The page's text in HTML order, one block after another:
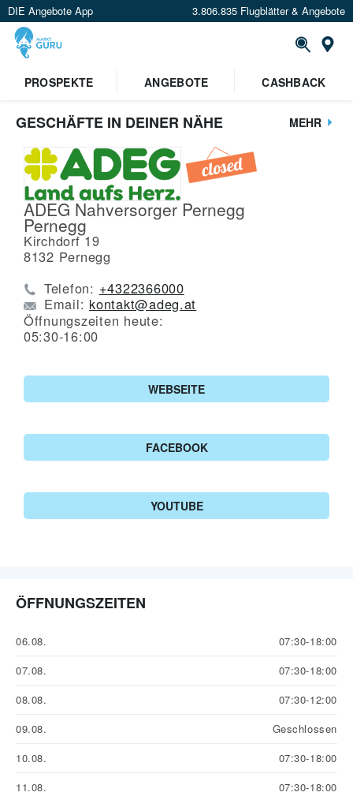
DIE Angebote App 3.806.835 Flugblätter & Angebote
PROSPEKTE
ANGEBOTE CASHBACK
GESCHÄFTE IN DEINER NÄHE MEHR
ADEG Nahversorger Pernegg
Pernegg
Kirchdorf 19
8132 Pernegg
Telefon: +4322366000
Email: kontakt@adeg.at
Öffnungszeiten heute:
05:30-16:00
WEBSEITE
FACEBOOK
YOUTUBE
ÖFFNUNGSZEITEN
06.08.
07:30-18:00
07.08.
07:30-18:00
08.08.
07:30-12:00
09.08.
Geschlossen
10.08.
07:30-18:00
11.08.
07:30-18:00